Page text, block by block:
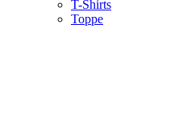
T-Shirts
Toppe